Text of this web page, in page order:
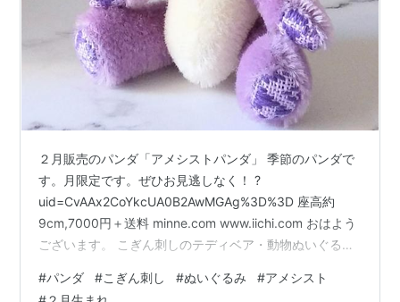
２月販売のパンダ「アメシストパンダ」 季節のパンダで
す。月限定です。ぜひお見逃しなく！ ?
uid=CvAAx2CoYkcUA0B2AwMGAg%3D%3D 座高約
9cm,7000円＋送料 minne.com www.iichi.com おはよう
ございます。 こぎん刺しのテディベア・動物ぬいぐるみ
いこちらのパンダ。テーマはアメシストです。 ご存じ２
#パンダ #こぎん刺し #ぬいぐるみ #アメシスト